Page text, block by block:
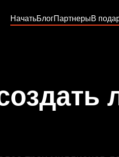
НачатьБлогПартнерыВ